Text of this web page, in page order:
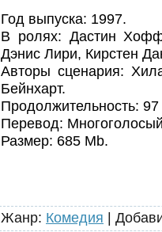
Год выпуска: 1997.
В ролях: Дастин
Дэнис Лири, Кирстен
Авторы сценария:
Бейнхарт.
Продолжительность: 97
Перевод:
Размер: 685 Mb.
Жанр: Комедия |